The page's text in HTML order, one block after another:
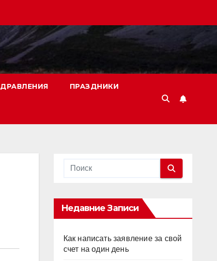
ПРАЗДНИКИ
Недавние Записи
Как написать заявление за свой
счет на один день